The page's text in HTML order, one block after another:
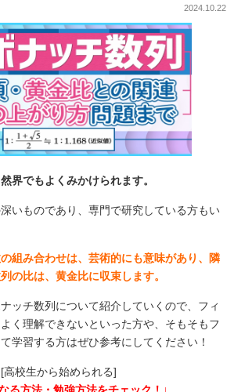
2024.10.22
界でもよくみかけられます。
いものであり、専門で研究している方もい
組み合わせは、芸術的にも意味があり、隣
の比は、黄金比に収束します。
ッチ数列について紹介していくので、フィ
く理解できないといった方や、そもそもフ
学習する方はぜひ参考にしてください！
[高校生から始められる]